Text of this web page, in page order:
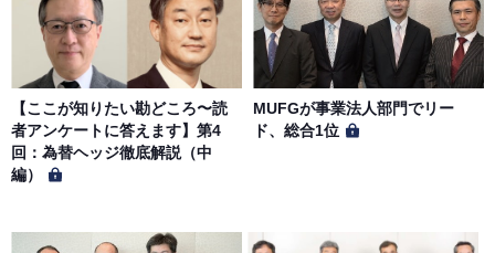
【ここが知りたい勘どころ〜読
者アンケートに答えます】第4
回：為替ヘッジ徹底解説（中
編）
MUFGが事業法人部門でリー
ド、総合1位